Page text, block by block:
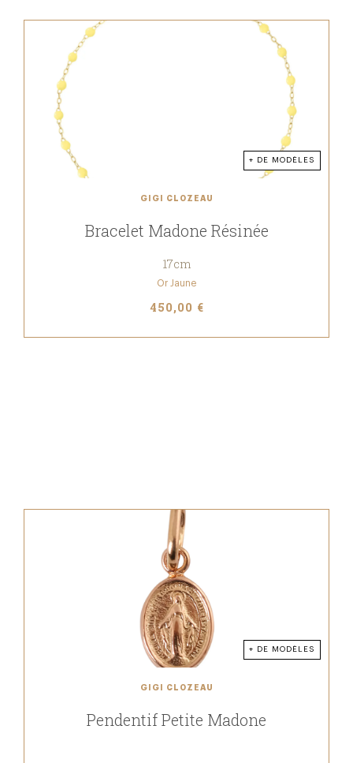
+ DE MODÈLES
GIGI CLOZEAU
Bracelet Madone Résinée
17cm
Or Jaune
450,00 €
+ DE MODÈLES
GIGI CLOZEAU
Pendentif Petite Madone